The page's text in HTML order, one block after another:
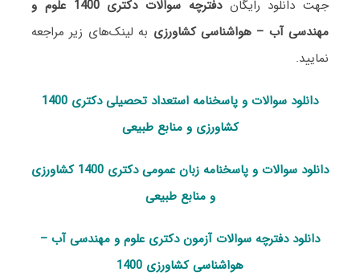
جهت دانلود رایگان
دفترچه سوالات دکتری 1400 علوم و
مهندسی آب – هواشناسی کشاورزی به لینک‌های زیر مراجعه
نمایید.
دانلود سوالات و پاسخنامه استعداد تحصیلی دکتری 1400
کشاورزی و منابع طبیعی
دانلود سوالات و پاسخنامه زبان عمومی دکتری 1400 کشاورزی
و منابع طبیعی
دانلود دفترچه سوالات آزمون دکتری علوم و مهندسی آب –
هواشناسی کشاورزی 1400